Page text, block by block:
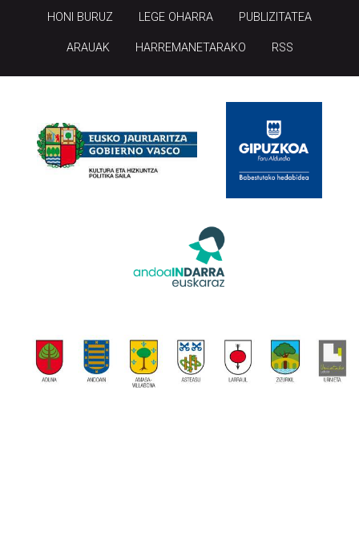
ARAUAK HARREMANETARAKO RSS